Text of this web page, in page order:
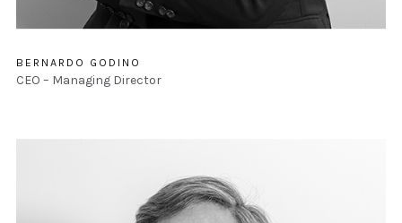
BERNARDO GODINO
CEO – Managing Director